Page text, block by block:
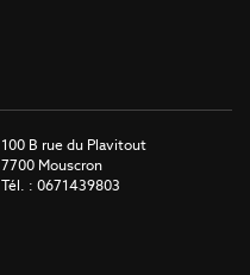
100 B rue du Plavitout
7700 Mouscron
Tél. : 0671439803